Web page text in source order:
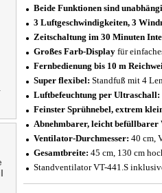
Beide Funktionen sind
3 Luftgeschwindigkeiten, 3
Zeitschaltung im 30 Minuten
Großes Farb-Display für
Fernbedienung bis 10 m
Super flexibel: Standfuß mit 4
Luftbefeuchtung per Ultraschall:
Feinster Sprühnebel, extrem
Abnehmbarer, leicht befüllbarer
Ventilator-Durchmesser: 40 cm,
Gesamtbreite: 45 cm, 130 cm
Standventilator VT-441.S